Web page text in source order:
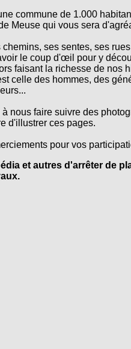
commune de 1.000
Meuse qui vous sera
chemins, ses sentes, ses
le coup d'œil pour y
faisant la richesse de nos
celle des hommes, des
à nous faire suivre des
d'illustrer ces pages.
pour vos
et autres d'arrêter de